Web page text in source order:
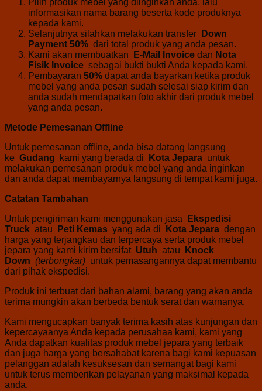
Pilih produk mebel yang diinginkan anda, lalu
informasikan nama barang beserta kode produknya
kepada kami.
Selanjutnya silahkan melakukan transfer
Down
Payment 50% dari total produk yang anda pesan.
Kami akan membuatkan
E-Mail Invoice dan Nota
Fisik Invoice sebagai bukti bukti Anda kepada kami.
Pembayaran 50% dapat anda bayarkan ketika produk
mebel yang anda pesan sudah selesai siap kirim dan
anda sudah mendapatkan foto akhir dari produk mebel
yang anda pesan.
Metode Pemesanan Offline
Untuk pemesanan offline, anda bisa datang langsung
ke Gudang kami yang berada di Kota Jepara untuk
melakukan pemesanan produk mebel yang anda inginkan
dan anda dapat membayarnya langsung di tempat kami juga.
Catatan Tambahan
Untuk pengiriman kami menggunakan jasa
Ekspedisi
Truck atau Peti Kemas yang ada di Kota Jepara dengan
harga yang terjangkau dan terpercaya serta produk mebel
jepara yang kami kirim bersifat Utuh atau
Knock
Down (terbongkar) untuk pemasangannya dapat membantu
dari pihak ekspedisi.
Produk ini terbuat dari bahan alami, barang yang akan anda
terima mungkin akan berbeda bentuk serat dan warnanya.
Kami mengucapkan banyak terima kasih atas kunjungan dan
kepercayaanya Anda kepada perusahaa kami, kami yang
Anda dapatkan kualitas produk mebel jepara yang terbaik
dan juga harga yang bersahabat karena bagi kami kepuasan
pelanggan adalah kesuksesan dan semangat bagi kami
untuk terus memberikan pelayanan yang maksimal kepada
anda.